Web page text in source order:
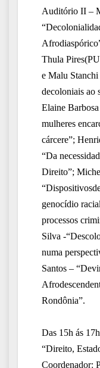
Auditório II –
Thula
e Malu
decoloniais ao
Elaine
mulheres
cárcere”;
“Da
Direito”;
genocídio
processos
Silva -
numa
Santos –
Rondônia”.
Das 15h ás
“Direito,
Coordenador: